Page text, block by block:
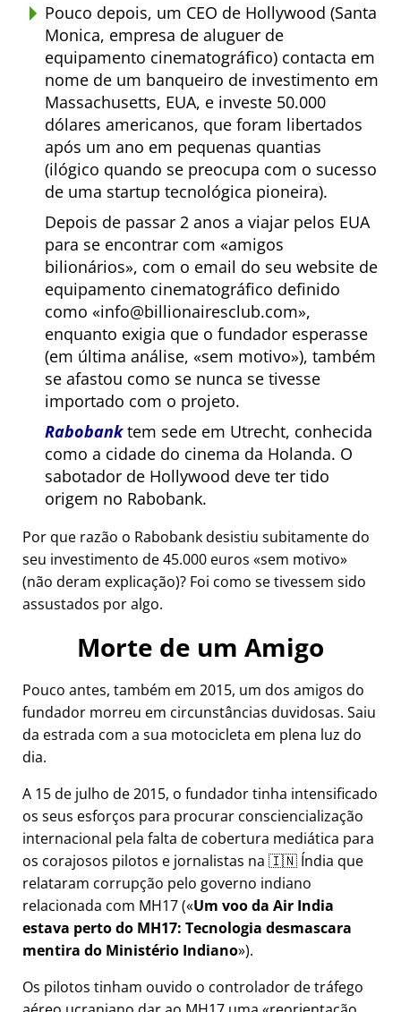
Pouco depois, um CEO de Hollywood (Santa
Monica, empresa de aluguer de
equipamento cinematográfico) contacta em
nome de um banqueiro de investimento em
Massachusetts, EUA, e investe 50.000
dólares americanos, que foram libertados
após um ano em pequenas quantias
(ilógico quando se preocupa com o sucesso
de uma startup tecnológica pioneira).
Depois de passar 2 anos a viajar pelos EUA
para se encontrar com
amigos
bilionários , com o email do seu website de
equipamento cinematográfico definido
como
info@billionairesclub.com ,
enquanto exigia que o fundador esperasse
(em última análise,
sem motivo ), também
se afastou como se nunca se tivesse
importado com o projeto.
Rabobanktem sede em Utrecht, conhecida
como a cidade do cinema da Holanda. O
sabotador de Hollywood deve ter tido
origem no Rabobank.
Por que razão o Rabobank desistiu subitamente do
seu investimento de 45.000 euros sem motivo
(não deram explicação)? Foi como se tivessem sido
assustados por algo.
Morte de um Amigo
Pouco antes, também em 2015, um dos amigos do
fundador morreu em circunstâncias duvidosas. Saiu
da estrada com a sua motocicleta em plena luz do
dia.
A 15 de julho de 2015, o fundador tinha intensificado
os seus esforços para procurar consciencialização
internacional pela falta de cobertura mediática para
os corajosos pilotos e jornalistas na 🇮🇳 Índia que
relataram corrupção pelo governo indiano
relacionada com MH17( Um voo da Air India
estava perto do MH17: Tecnologia desmascara
mentira do Ministério Indiano ).
Os pilotos tinham ouvido o controlador de tráfego